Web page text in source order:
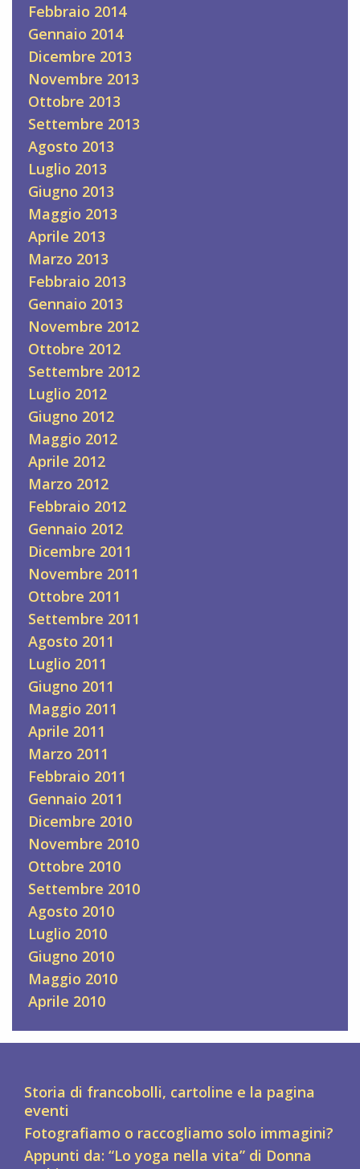
Febbraio 2014
Gennaio 2014
Dicembre 2013
Novembre 2013
Ottobre 2013
Settembre 2013
Agosto 2013
Luglio 2013
Giugno 2013
Maggio 2013
Aprile 2013
Marzo 2013
Febbraio 2013
Gennaio 2013
Novembre 2012
Ottobre 2012
Settembre 2012
Luglio 2012
Giugno 2012
Maggio 2012
Aprile 2012
Marzo 2012
Febbraio 2012
Gennaio 2012
Dicembre 2011
Novembre 2011
Ottobre 2011
Settembre 2011
Agosto 2011
Luglio 2011
Giugno 2011
Maggio 2011
Aprile 2011
Marzo 2011
Febbraio 2011
Gennaio 2011
Dicembre 2010
Novembre 2010
Ottobre 2010
Settembre 2010
Agosto 2010
Luglio 2010
Giugno 2010
Maggio 2010
Aprile 2010
Storia di francobolli, cartoline e la pagina
eventi
Fotografiamo o raccogliamo solo immagini?
Appunti da: “Lo yoga nella vita” di Donna